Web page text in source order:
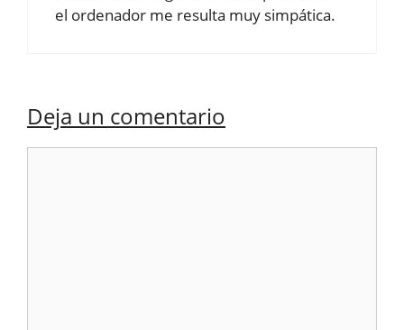
el ordenador me resulta muy simpática.
Deja un comentario